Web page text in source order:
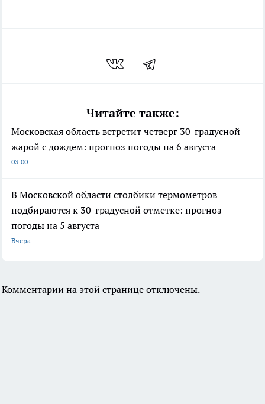
Читайте также:
Московская область встретит четверг 30-градусной
жарой с дождем: прогноз погоды на 6 августа
03:00
В Московской области столбики термометров
подбираются к 30-градусной отметке: прогноз
погоды на 5 августа
Вчера
Комментарии на этой странице отключены.